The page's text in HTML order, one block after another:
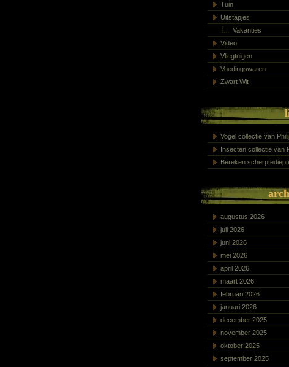
Tuin
Uitstapjes
Vakanties
Video
Vliegtuigen
Voedingswaren
Zwart Wit
Vogel collectie van
Insecten collectie van
Bereken
augustus 2026
juli 2026
juni 2026
mei 2026
april 2026
maart 2026
februari 2026
januari 2026
december 2025
november 2025
oktober 2025
september 2025